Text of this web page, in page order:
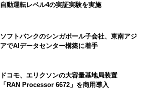
自動運転レベル4の実証実験を実施
ソフトバンクのシンガポール子会社、東南アジ
アでAIデータセンター構築に着手
ドコモ、エリクソンの大容量基地局装置
「RAN Processor 6672」を商用導入